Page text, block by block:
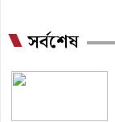
সর্বশেষ